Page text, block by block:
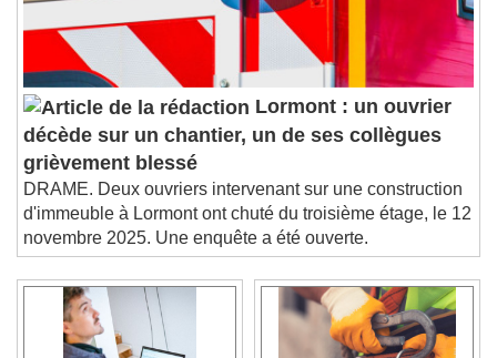
Lormont : un ouvrier
décède sur un chantier, un de ses collègues
grièvement blessé
DRAME. Deux ouvriers intervenant sur une construction
d'immeuble à Lormont ont chuté du troisième étage, le 12
novembre 2025. Une enquête a été ouverte.